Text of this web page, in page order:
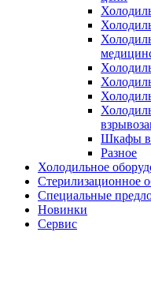
Шкафы
Разное
Холодильное
Стерилизационное
Специальные
Новинки
Сервис